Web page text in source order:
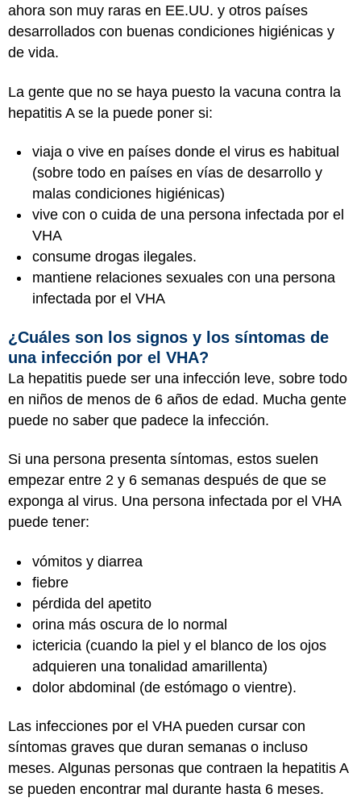
ahora son muy raras en EE.UU. y otros países
desarrollados con buenas condiciones higiénicas y
de vida.
La gente que no se haya puesto la vacuna contra la
hepatitis A se la puede poner si:
viaja o vive en países donde el virus es habitual
(sobre todo en países en vías de desarrollo y
malas condiciones higiénicas)
vive con o cuida de una persona infectada por el
VHA
consume drogas ilegales.
mantiene relaciones sexuales con una persona
infectada por el VHA
¿Cuáles son los signos y los síntomas de
una infección por el VHA?
La hepatitis puede ser una infección leve, sobre todo
en niños de menos de 6 años de edad. Mucha gente
puede no saber que padece la infección.
Si una persona presenta síntomas, estos suelen
empezar entre 2 y 6 semanas después de que se
exponga al virus. Una persona infectada por el VHA
puede tener:
vómitos y diarrea
fiebre
pérdida del apetito
orina más oscura de lo normal
ictericia (cuando la piel y el blanco de los ojos
adquieren una tonalidad amarillenta)
dolor abdominal (de estómago o vientre).
Las infecciones por el VHA pueden cursar con
síntomas graves que duran semanas o incluso
meses. Algunas personas que contraen la hepatitis A
se pueden encontrar mal durante hasta 6 meses.